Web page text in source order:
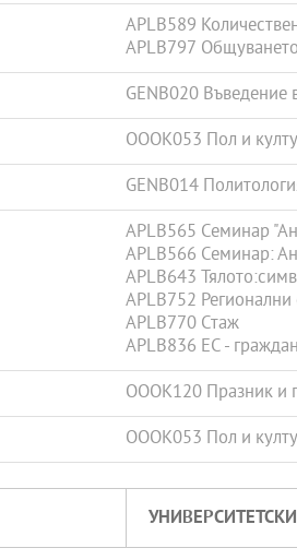
APLB589
APLB797
GENB020 Въведение
OOOK053 Пол и
GENB014
APLB565 Семинар
APLB566 Семинар:
APLB643
APLB752
APLB770 Стаж
APLB836 ЕС -
OOOK120 Празник и
OOOK053 Пол и